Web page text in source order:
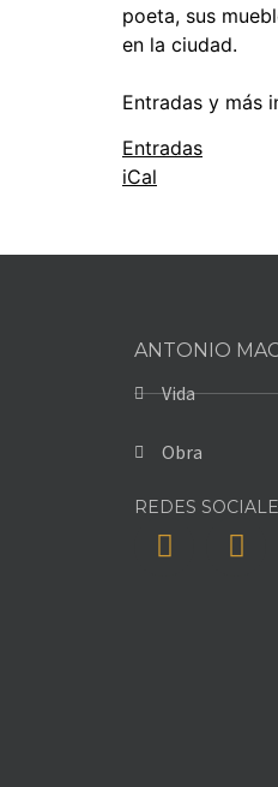
poeta, sus
en la ciudad.
Entradas y más
Entradas
iCal
ANTONIO
Vida
Obra
REDES